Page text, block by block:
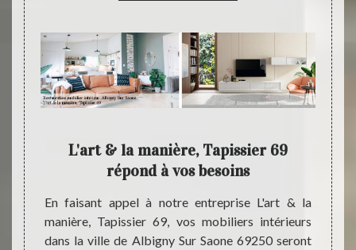
vos
une
L'art & la manière, Tapissier 69
répond à vos besoins
En faisant appel à notre entreprise L'art & la
manière, Tapissier 69, vos mobiliers intérieurs
dans la ville de Albigny Sur Saone 69250 seront